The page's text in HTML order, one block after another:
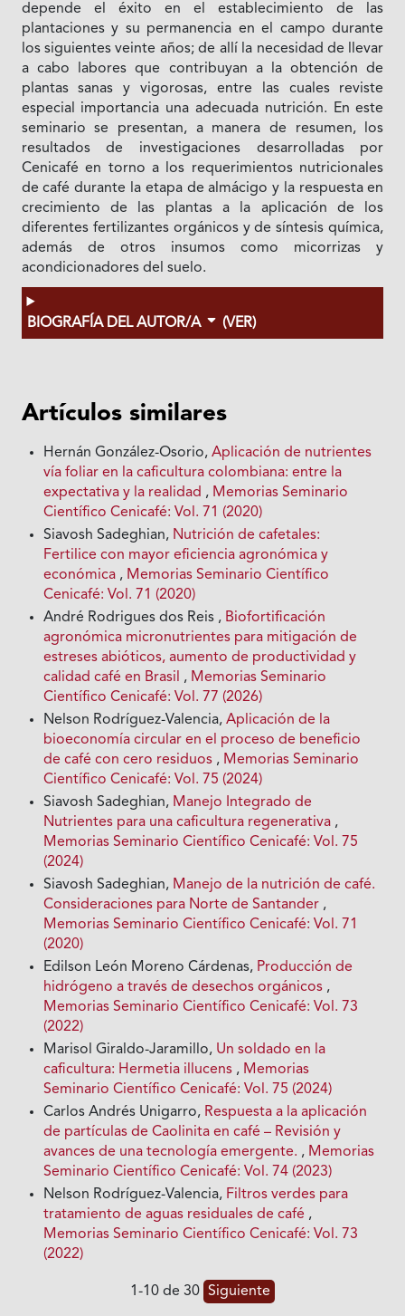
depende el éxito en el establecimiento de las
plantaciones y su permanencia en el campo durante
los siguientes veinte años; de allí la necesidad de llevar
a cabo labores que contribuyan a la obtención de
plantas sanas y vigorosas, entre las cuales reviste
especial importancia una adecuada nutrición. En este
seminario se presentan, a manera de resumen, los
resultados de investigaciones desarrolladas por
Cenicafé en torno a los requerimientos nutricionales
de café durante la etapa de almácigo y la respuesta en
crecimiento de las plantas a la aplicación de los
diferentes fertilizantes orgánicos y de síntesis química,
además de otros insumos como micorrizas y
acondicionadores del suelo.
BIOGRAFÍA DEL AUTOR/A (VER)
Artículos similares
Hernán González-Osorio,Aplicación de nutrientes
vía foliar en la caficultura colombiana: entre la
expectativa y la realidad , Memorias Seminario
Científico Cenicafé: Vol. 71 (2020)
Siavosh Sadeghian, Nutrición de cafetales:
Fertilice con mayor eficiencia agronómica y
económica , Memorias Seminario Científico
Cenicafé: Vol. 71 (2020)
André Rodrigues dos Reis , Biofortificación
agronómica micronutrientes para mitigación de
estreses abióticos, aumento de productividad y
calidad café en Brasil , Memorias Seminario
Científico Cenicafé: Vol. 77 (2026)
Nelson Rodríguez-Valencia,Aplicación de la
bioeconomía circular en el proceso de beneficio
de café con cero residuos , Memorias Seminario
Científico Cenicafé: Vol. 75 (2024)
Siavosh Sadeghian, Manejo Integrado de
Nutrientes para una caficultura regenerativa ,
Memorias Seminario Científico Cenicafé: Vol. 75
(2024)
Siavosh Sadeghian, Manejo de la nutrición de café.
Consideraciones para Norte de Santander ,
Memorias Seminario Científico Cenicafé: Vol. 71
(2020)
Edilson León Moreno Cárdenas, Producción de
hidrógeno a través de desechos orgánicos ,
Memorias Seminario Científico Cenicafé: Vol. 73
(2022)
Marisol Giraldo-Jaramillo, Un soldado en la
caficultura: Hermetia illucens , Memorias
Seminario Científico Cenicafé: Vol. 75 (2024)
Carlos Andrés Unigarro, Respuesta a la aplicación
de partículas de Caolinita en café – Revisión y
avances de una tecnología emergente. , Memorias
Seminario Científico Cenicafé: Vol. 74 (2023)
Nelson Rodríguez-Valencia, Filtros verdes para
tratamiento de aguas residuales de café ,
Memorias Seminario Científico Cenicafé: Vol. 73
(2022)
1-10 de 30 Siguiente